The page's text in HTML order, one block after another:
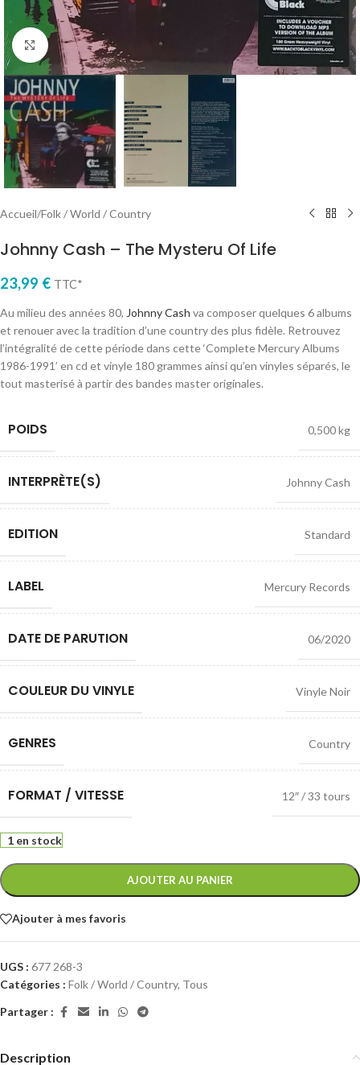
Cliquez pour agrandir
Accueil/Folk / World / Country
Johnny Cash – The Mysteru Of Life
23,99 € TTC*
Au milieu des années 80, Johnny Cash va composer quelques 6 albums
et renouer avec la tradition d’une country des plus fidèle. Retrouvez
l’intégralité de cette période dans cette ‘Complete Mercury Albums
1986-1991’ en cd et vinyle 180 grammes ainsi qu’en vinyles séparés, le
tout masterisé à partir des bandes master originales.
POIDS 0,500 kg
INTERPRÈTE(S) Johnny Cash
EDITION Standard
LABEL Mercury Records
DATE DE PARUTION 06/2020
COULEUR DU VINYLE Vinyle Noir
GENRES Country
FORMAT / VITESSE 12″ / 33 tours
1 en stock
AJOUTER AU PANIER
Ajouter à mes favoris
UGS : 677 268-3
Catégories : Folk / World / Country, Tous
Partager :
Description